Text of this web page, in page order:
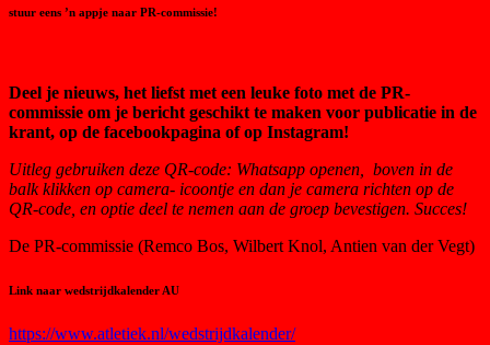
stuur eens ’n appje naar PR-commissie!
Deel je nieuws, het liefst met een leuke foto met de PR-
commissie om je bericht geschikt te maken voor publicatie in de
krant, op de facebookpagina of op Instagram!
Uitleg gebruiken deze QR-code: Whatsapp openen, boven in de
balk klikken op camera- icoontje en dan je camera richten op de
QR-code, en optie deel te nemen aan de groep bevestigen. Succes!
De PR-commissie (Remco Bos, Wilbert Knol, Antien van der Vegt)
Link naar wedstrijdkalender AU
https://www.atletiek.nl/wedstrijdkalender/